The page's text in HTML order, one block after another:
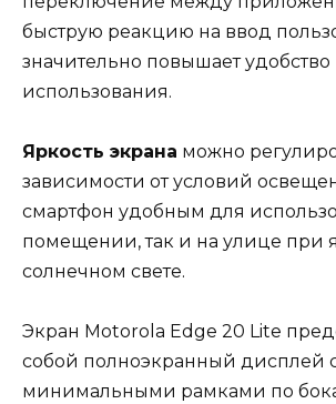
быструю реакцию на ввод
значительно повышает удобство
использования.
Яркость экрана можно
зависимости от условий
смартфон удобным для
помещении, так и на улице при
солнечном свете.
Экран Motorola Edge 20 Lite
собой полноэкранный дисплей
минимальными рамками по